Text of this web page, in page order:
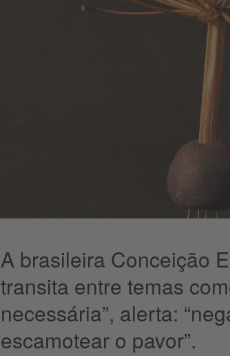
A brasileira Conceição
transita entre temas
necessária”, alerta:
escamotear o pavor”.